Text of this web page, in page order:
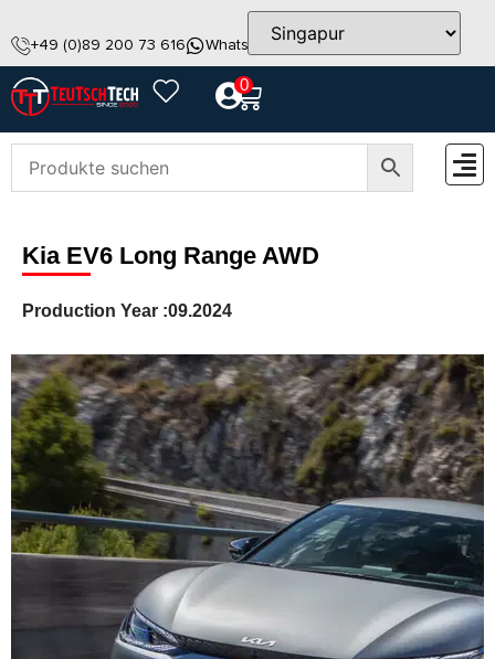
+49 (0)89 200 73 616 WhatsApp info@teutschtech.com
0
Kia EV6 Long Range AWD
Production Year :09.2024